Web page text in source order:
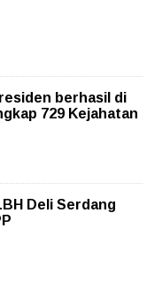
berhasil di
729 Kejahatan
Deli Serdang